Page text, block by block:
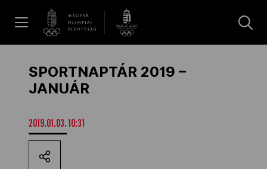
Hírek
Dakar 2026
SPORTNAPTÁR 2019 –
JANUÁR
2019.01.03. 10:31